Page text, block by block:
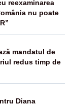
reexaminarea
nu poate
mandatul de
redus timp de
Diana